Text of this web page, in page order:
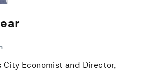
City Economist and Director,